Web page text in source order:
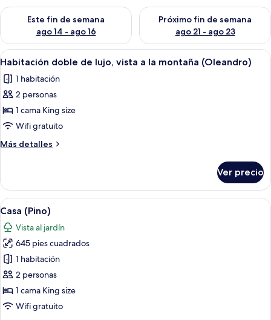
Este fin de semana
ago 14 - ago 16
Consulta la disponibilidad para este fin de semana ago 14 -
Próximo fin de semana
ago 21 - ago 23
Consulta la disponibilidad
Abrir
todas
las
fotos
de
Habitación
doble
de
vista
a
la
montaña
(Oleandro)
Un dormitorio amplio con una cama
7
Habitación doble de lujo, vista a la montaña (Oleandro)
1 habitación
2 personas
1 cama King size
Wifi gratuito
Más detalles
Más
doble
de
lujo,
a
la
montaña
(Oleandro)
Ver precio
Abrir
todas
las
fotos
de
Casa
(Pino)
Un jacuzzi con pétalos de rosa
16
Casa (Pino)
Vista al jardín
645 pies cuadrados
1 habitación
2 personas
1 cama King size
Wifi gratuito